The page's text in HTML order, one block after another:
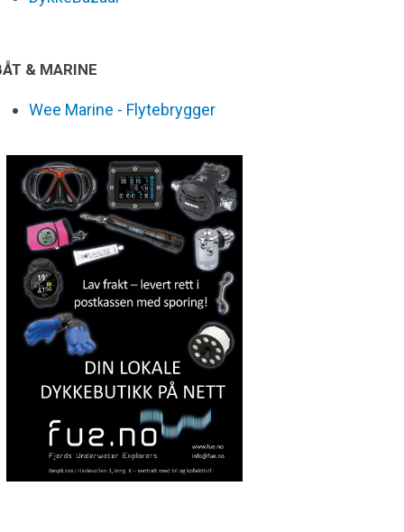
& MARINE
Wee Marine - Flytebrygger